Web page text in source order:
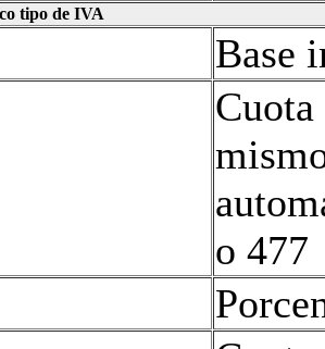
tipo de IVA
Base
o 477